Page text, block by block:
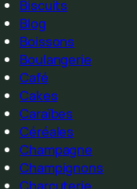
Biscuits
Blog
Boissons
Boulangerie
Café
Cakes
Caraïbes
Céréales
Champagne
Champignons